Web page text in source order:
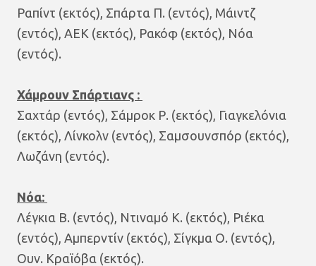
Ραπίντ (εκτός), Σπάρτα Π. (εντός), Μάιντζ
(εντός), ΑΕΚ (εκτός), Ρακόφ (εκτός), Νόα
(εντός).
Χάμρουν Σπάρτιανς :
Σαχτάρ (εντός), Σάμροκ Ρ. (εκτός), Γιαγκελόνια
(εκτός), Λίνκολν (εντός), Σαμσουνσπόρ (εκτός),
Λωζάνη (εντός).
Νόα:
Λέγκια Β. (εντός), Ντιναμό Κ. (εκτός), Ριέκα
(εντός), Αμπερντίν (εκτός), Σίγκμα Ο. (εντός),
Ουν. Κραϊόβα (εκτός).